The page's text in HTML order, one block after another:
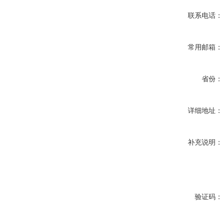
联系电话：
常用邮箱：
省份：
详细地址：
补充说明：
验证码：